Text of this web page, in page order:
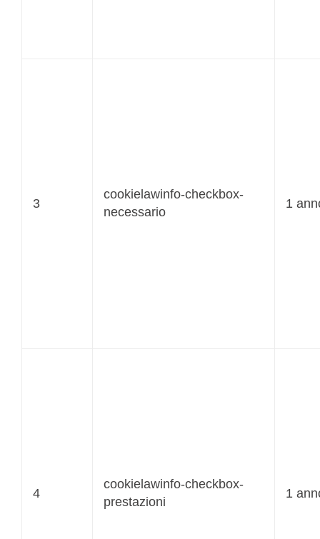
3
cookielawinfo-checkbox-
necessario
1
4
cookielawinfo-checkbox-
prestazioni
1